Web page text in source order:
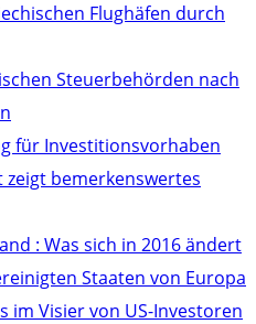
Flughäfen durch
Steuerbehörden nach
für Investitionsvorhaben
bemerkenswertes
: Was sich in 2016 ändert
Staaten von Europa
im Visier von US-Investoren